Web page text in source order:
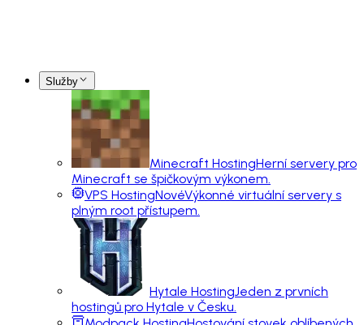
Služby
Minecraft HostingHerní servery pro
Minecraft se špičkovým výkonem.
VPS HostingNovéVýkonné virtuální servery s
plným root přístupem.
Hytale HostingJeden z prvních
hostingů pro Hytale v Česku.